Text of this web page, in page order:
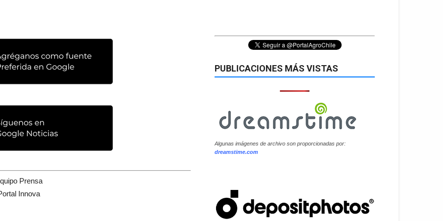
Prensa
Innova
PUBLICACIONES MÁS VISTAS
Algunas imágenes de archivo son proporcionadas por:
dreamstime.com